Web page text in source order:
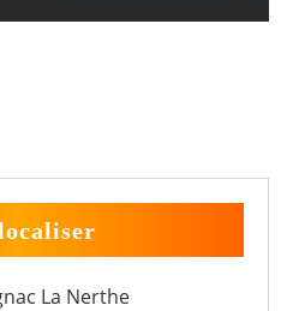
La Nerthe